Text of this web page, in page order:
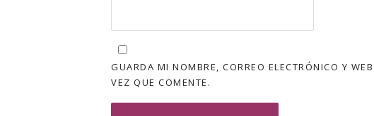
GUARDA MI NOMBRE, CORREO ELECTRÓNICO Y
VEZ QUE COMENTE.